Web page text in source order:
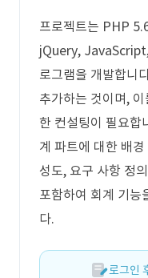
프로젝트는 PHP
jQuery,
로그램을 개발합니
추가하는 것이며,
한 컨설팅이 필요합
계 파트에 대한 배
성도, 요구 사항 정
포함하여 회계 기능
다.
로그인